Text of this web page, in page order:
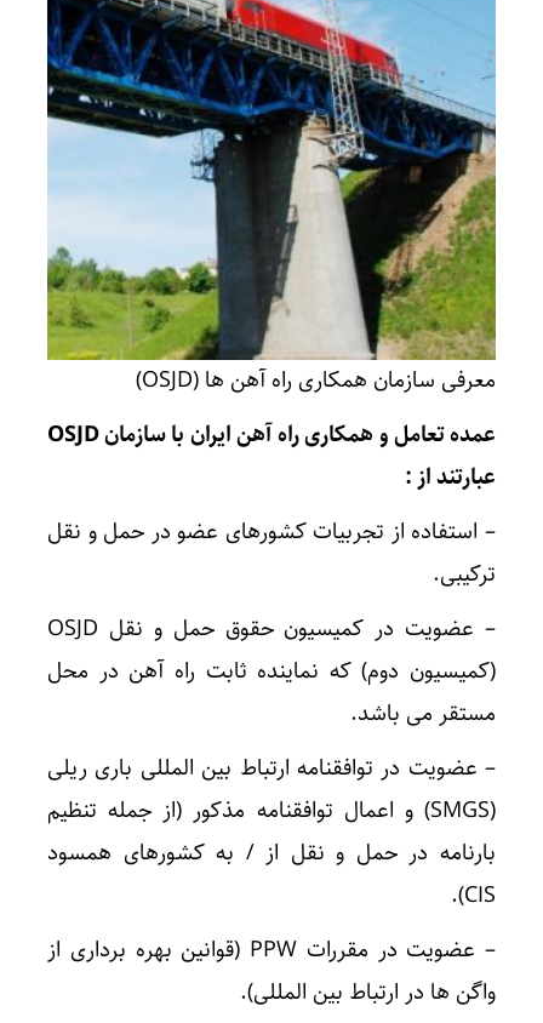
معرفی سازمان همکاری راه آهن ها (OSJD)
عمده تعامل و همکاری راه آهن ایران با سازمان OSJD
عبارتند از :
– استفاده از تجربیات کشورهای عضو در حمل و نقل
ترکیبی.
– عضویت در کمیسیون حقوق حمل و نقل OSJD
(کمیسیون دوم) که نماینده ثابت راه آهن در محل
مستقر می باشد.
– عضویت در توافقنامه ارتباط بین المللی باری ریلی
(SMGS) و اعمال توافقنامه مذکور (از جمله تنظیم
بارنامه در حمل و نقل از / به کشورهای همسود
CIS).
– عضویت در مقررات PPW (قوانین بهره برداری از
واگن ها در ارتباط بین المللی).